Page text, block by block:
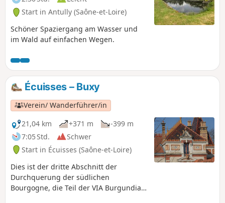
Start in Antully (Saône-et-Loire)
Schöner Spaziergang am Wasser und
im Wald auf einfachen Wegen.
Écuisses – Buxy
Verein/ Wanderführer/in
21,04 km
+371 m
-399 m
7:05 Std.
Schwer
Start in Écuisses (Saône-et-Loire)
Dies ist der dritte Abschnitt der
Durchquerung der südlichen
Bourgogne, die Teil der VIA Burgundia